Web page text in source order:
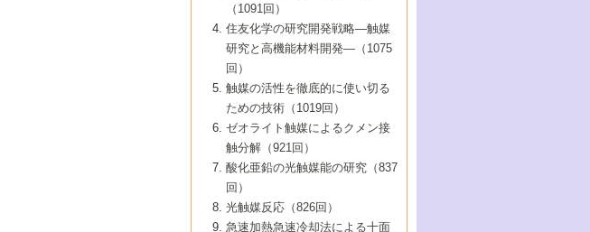
8号 若手研究者による触媒研究の未来展望
2：大学・研究所編
8号 イオン液体の応用
8号 多機能型リアクター
8号 超臨界流体を用いた化学プロセスの新
6号 第94回触媒討論会
7号 サブナノレベルでみた新しい表面現象
8号 オレフィン重合触媒の新たな展
5号 基礎化学品製造の触媒技術
6号 第92回触媒討論会
7号 基礎化学品製造の触媒技術
8号 資源の循環と触媒技術
4号 ナノ材料の調製と機能化
5号 こんな触媒が欲しい
6号 第90回触媒討論会
7号 触媒研究と学術雑誌/情報
8号 若い世代からみた触媒化学の現状と未
3号 生体触媒とバイオプロセス
4号 水素製造・利用の触媒化学
5号 触媒研究における新しい切り口：コン
ビナトリアルケミストリー
6号 第88回触媒討論会特集号
7号 企業における触媒研究のブレークスル
8号 この材料を触媒として使ってみません
2号 第85回触媒討論会
3号 反応ダイナミクス
5号 触媒のおもしろさをどのように伝える
6号 第86回触媒討論会
7号 水素化精製触媒の新しい展開
8号 新しい反応性と機能性を目指した金属
クラスタ-化学
1号 孔、穴、あな?-特異な空間とその利用-
2号 第83回触媒討論会
3号 均一系触媒反応最前線
4号 実用炭素材料の新展開
5号 研究の方法論を考える
7号 機能性金属材料と触媒
8号 触媒研究へのNMRの応用と展望
▼40巻（1998年）
進展と21世紀への提言/創立40周年記念・触
媒学会この10年の歩みとこれから/創立40周
2号 第81回触媒討論会
3号 計算機触媒化学へのさそい
4号 触媒劣化の制御と予測
5号 最新の実用プロセスと触媒
6号 第82回触媒討論会
1号 均一系と不均一系触媒反応-その特徴と
接点
2号 第79回触媒討論会
3号 最新NO除去触媒の実用化研究
4号 新しい反応場を目指した触媒調製
5号 反応・分離技術の新しい展開
6号 第80回触媒討論会
▼38巻（1996年）
1号 触媒の構造と触媒作用/C1化学を中心と
する21世紀への触媒
3号 オリンピックメダル:金・銀・銅はどん
な触媒作用を示すか
4号 触媒作用における機能の複合化
▼37巻（1995年）
1号 ファインケミカルズと固体触媒
2号 第75回触媒討論会
3号 希土類を利用した触媒
4号 触媒とリサイクル
5号 エネルギー変換触媒
▼36巻（1994年）
1号 電気化学と触媒
2号 第73回触媒討論会
3号 C4化学の展開
4号 《通常号》
▼35巻（1993年）
1号 工業触媒開発マニュアル―探索から工
業化まで
2号 第71回触媒討論会
▼34巻（1992年）
1号 インパクトを与えたこの研究
2号 第69回触媒討論会
▼33巻（1991年）
1号 触媒プロセス開発マニュアル―探索か
▼32巻（1990年）
（1091回）
住友化学の研究開発戦略―触媒
研究と高機能材料開発―（1075
回）
触媒の活性を徹底的に使い切る
ための技術（1019回）
ゼオライト触媒によるクメン接
触分解（921回）
酸化亜鉛の光触媒能の研究（837
回）
光触媒反応（826回）
急速加熱急速冷却法による十面